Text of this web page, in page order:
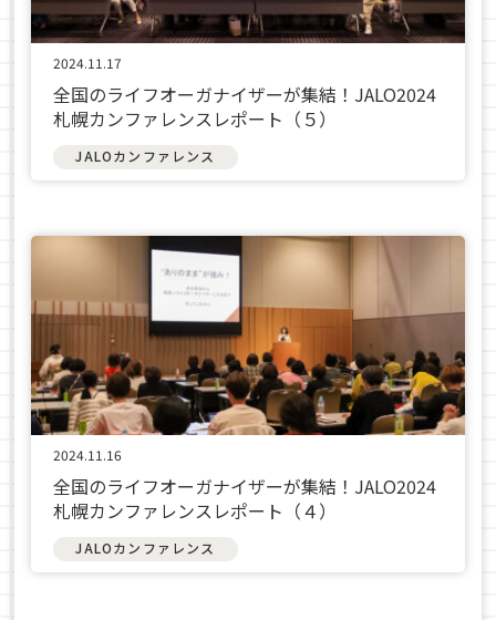
2024.11.17
全国のライフオーガナイザーが集結！JALO2024
札幌カンファレンスレポート（５）
JALOカンファレンス
2024.11.16
全国のライフオーガナイザーが集結！JALO2024
札幌カンファレンスレポート（４）
JALOカンファレンス